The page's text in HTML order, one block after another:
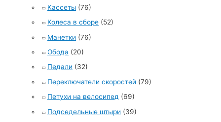
Кассеты (76)
Колеса в сборе (52)
Манетки (76)
Обода (20)
Педали (32)
Переключатели скоростей (79)
Петухи на велосипед (69)
Подседельные штыри (39)